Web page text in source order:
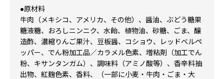
●原材料
牛肉（メキシコ、アメリカ、その他）、醤油、ぶどう糖果
糖液糖、おろしニンニク、水飴、植物油、砂糖、ごま、醸
造酢、濃縮りんご果汁、豆板醤、コショウ、レッドベルペ
ッパー、でん粉加工品／カラメル色素、増粘剤（加工でん
粉、キサンタンガム）、調味料（アミノ酸等）、香辛料抽
出物、紅麹色素、香料、（一部に小麦・牛肉・ごま・大